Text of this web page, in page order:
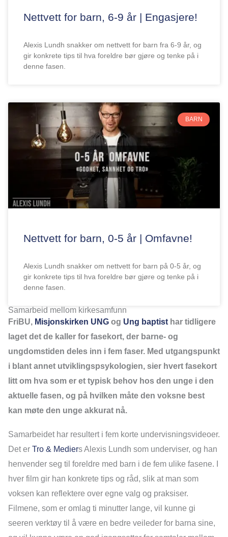
Nettvett for barn, 6-9 år | Engasjere!
Alexis Lundh snakker om nettvett for barn fra 6-9 år, og
gir konkrete tips til hva foreldre bør gjøre og tenke på i
denne fasen.
BARN
Nettvett for barn, 0-5 år | Omfavne!
Alexis Lundh snakker om nettvett for barn på 0-5 år, og
gir konkrete tips til hva foreldre bør gjøre og tenke på i
denne fasen.
Samarbeid mellom kirkesamfunn
FriBU, Misjonskirken UNG og Ung baptist har tidligere
laget det de kaller for fasekort, der barne- og
ungdomstiden deles inn i fem faser. Med utgangspunkt
i blant annet utviklingspsykologien, sier hvert fasekort
litt om hva som er et typisk behov hos den unge i den
aktuelle fasen, og på hvilken måte den voksne best
kan møte den unge akkurat nå.
Samarbeidet har resultert i fem korte undervisningsvideoer.
Det er Tro & Mediers Alexis Lundh som underviser, og han
henvender seg til foreldre med barn i de fem ulike fasene. I
hver film gir han konkrete tips og råd, slik at man som
voksen kan reflektere over egne valg og praksiser.
Filmene, som er omlag ti minutter lange, vil kunne gi
seeren verktøy til å være en bedre veileder for barna sine,